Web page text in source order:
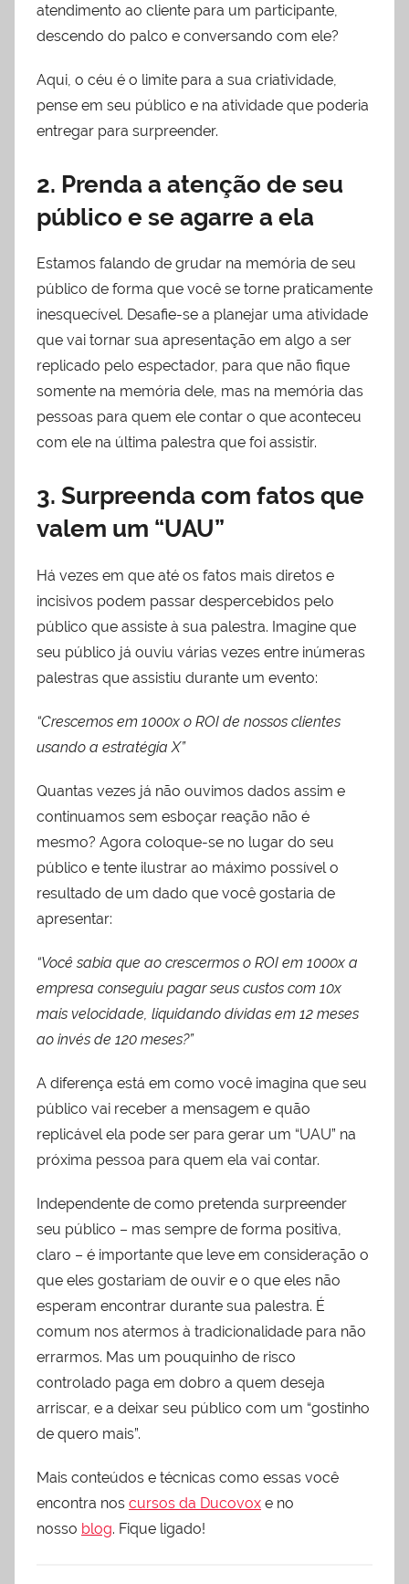
atendimento ao cliente para um participante,
descendo do palco e conversando com ele?
Aqui, o céu é o limite para a sua criatividade,
pense em seu público e na atividade que poderia
entregar para surpreender.
2. Prenda a atenção de seu
público e se agarre a ela
Estamos falando de grudar na memória de seu
público de forma que você se torne praticamente
inesquecível. Desafie-se a planejar uma atividade
que vai tornar sua apresentação em algo a ser
replicado pelo espectador, para que não fique
somente na memória dele, mas na memória das
pessoas para quem ele contar o que aconteceu
com ele na última palestra que foi assistir.
3. Surpreenda com fatos que
valem um “UAU”
Há vezes em que até os fatos mais diretos e
incisivos podem passar despercebidos pelo
público que assiste à sua palestra. Imagine que
seu público já ouviu várias vezes entre inúmeras
palestras que assistiu durante um evento:
“Crescemos em 1000x o ROI de nossos clientes
usando a estratégia X”
Quantas vezes já não ouvimos dados assim e
continuamos sem esboçar reação não é
mesmo? Agora coloque-se no lugar do seu
público e tente ilustrar ao máximo possível o
resultado de um dado que você gostaria de
apresentar:
“Você sabia que ao crescermos o ROI em 1000x a
empresa conseguiu pagar seus custos com 10x
mais velocidade, liquidando dívidas em 12 meses
ao invés de 120 meses?”
A diferença está em como você imagina que seu
público vai receber a mensagem e quão
replicável ela pode ser para gerar um “UAU” na
próxima pessoa para quem ela vai contar.
Independente de como pretenda surpreender
seu público – mas sempre de forma positiva,
claro – é importante que leve em consideração o
que eles gostariam de ouvir e o que eles não
esperam encontrar durante sua palestra. É
comum nos atermos à tradicionalidade para não
errarmos. Mas um pouquinho de risco
controlado paga em dobro a quem deseja
arriscar, e a deixar seu público com um “gostinho
de quero mais”.
Mais conteúdos e técnicas como essas você
encontra nos cursos da Ducovox e no
nosso blog. Fique ligado!